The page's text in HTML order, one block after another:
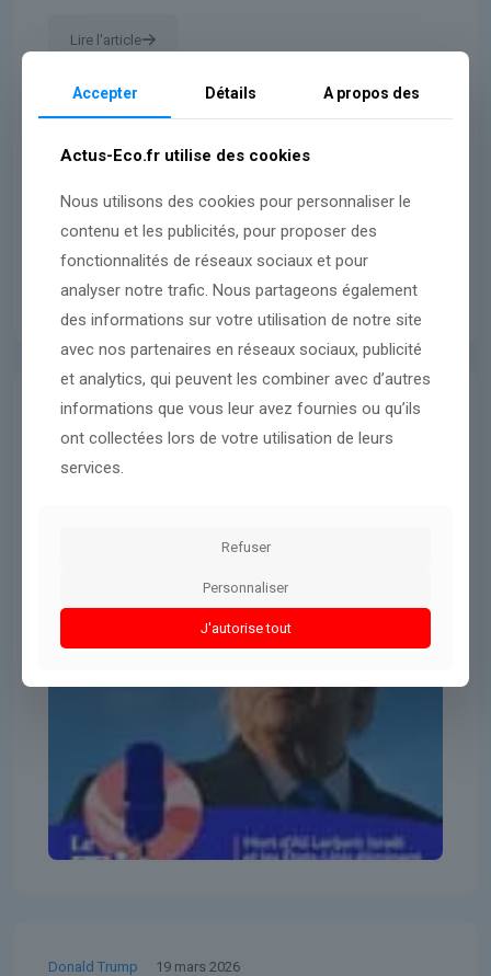
Lire l'article
Donald Trump 20 mars 2026
entre Israël et les États-Unis, les
Donald Trump 19 mars 2026
Accepter Détails A propos des
Actus-Eco.fr utilise des cookies
Nous utilisons des cookies pour personnaliser le
contenu et les publicités, pour proposer des
fonctionnalités de réseaux sociaux et pour
analyser notre trafic. Nous partageons également
des informations sur votre utilisation de notre site
avec nos partenaires en réseaux sociaux, publicité
et analytics, qui peuvent les combiner avec d’autres
informations que vous leur avez fournies ou qu’ils
ont collectées lors de votre utilisation de leurs
services.
Refuser
Personnaliser
J'autorise tout